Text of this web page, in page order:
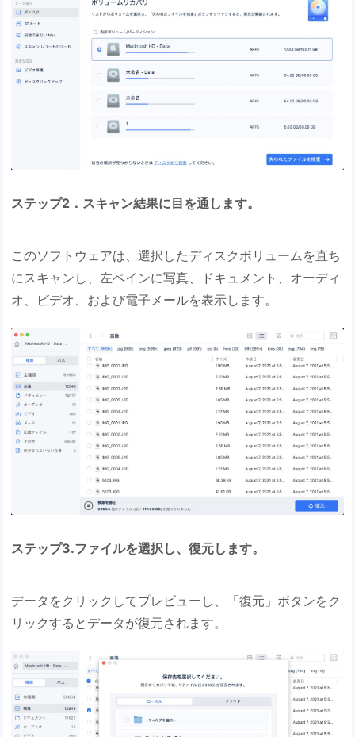
ステップ2．スキャン結果に目を通します。
このソフトウェアは、選択したディスクボリュームを直ち
にスキャンし、左ペインに写真、ドキュメント、オーディ
オ、ビデオ、および電子メールを表示します。
ステップ3.ファイルを選択し、復元します。
データをクリックしてプレビューし、「復元」ボタンをク
リックするとデータが復元されます。